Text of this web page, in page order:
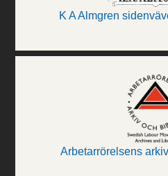
K A Almgren
Arbetarrörelsens